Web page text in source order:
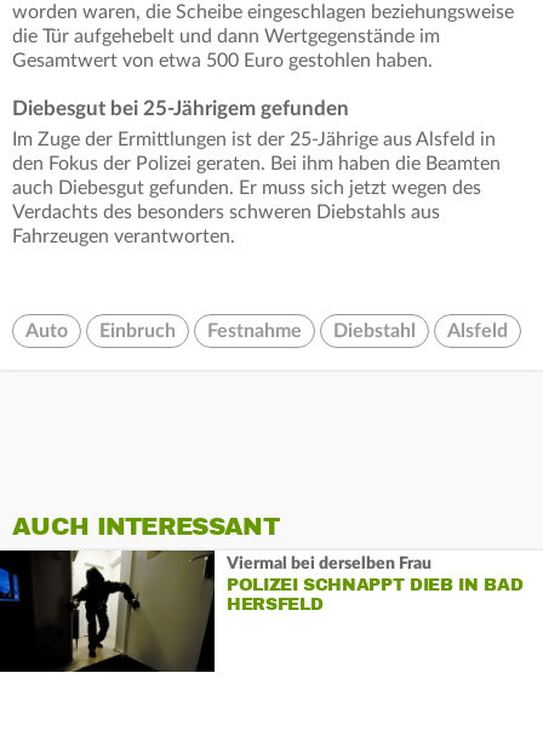
worden waren, die Scheibe eingeschlagen beziehungsweise
die Tür aufgehebelt und dann Wertgegenstände im
Gesamtwert von etwa 500 Euro gestohlen haben.
Diebesgut bei 25-Jährigem gefunden
Im Zuge der Ermittlungen ist der 25-Jährige aus Alsfeld in
den Fokus der Polizei geraten. Bei ihm haben die Beamten
auch Diebesgut gefunden. Er muss sich jetzt wegen des
Verdachts des besonders schweren Diebstahls aus
Fahrzeugen verantworten.
Auto Einbruch Festnahme Diebstahl Alsfeld
AUCH INTERESSANT
Viermal bei derselben Frau
POLIZEI SCHNAPPT DIEB IN BAD
HERSFELD